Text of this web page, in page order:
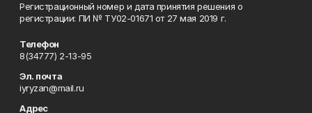
Регистрационный номер и дата принятия решения о
регистрации: ПИ № ТУ02-01671 от 27 мая 2019 г.
Телефон
8(34777) 2-13-95
Эл. почта
iyryzan@mail.ru
Адрес